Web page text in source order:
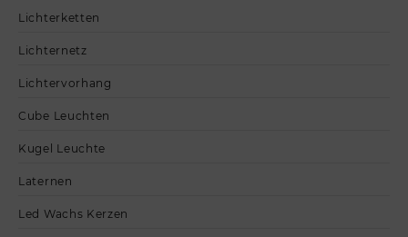
Lichterketten
Lichternetz
Lichtervorhang
Cube Leuchten
Kugel Leuchte
Laternen
Led Wachs Kerzen